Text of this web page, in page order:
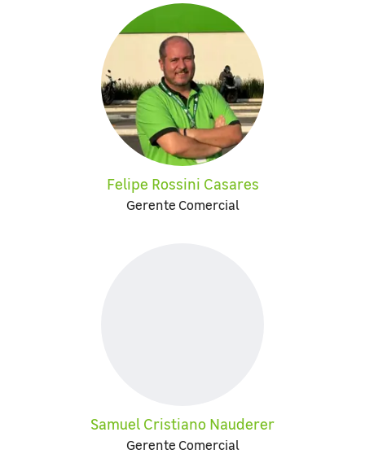
Felipe Rossini Casares
Gerente Comercial
Samuel Cristiano Nauderer
Gerente Comercial